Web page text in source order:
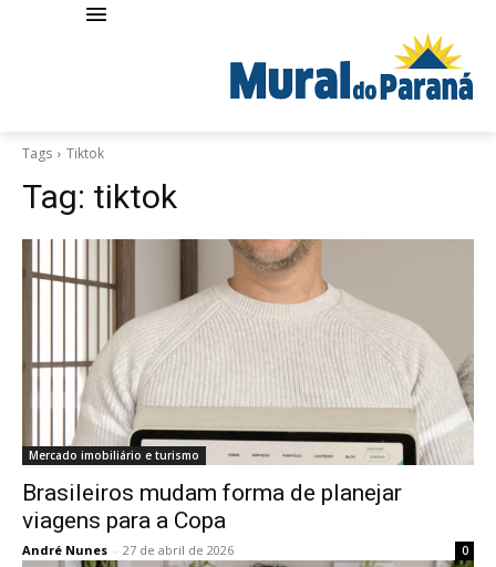
Tags Tiktok
Tag: tiktok
Mercado imobiliário e turismo
Brasileiros mudam forma de planejar
viagens para a Copa
André Nunes - 27 de abril de 2026 0